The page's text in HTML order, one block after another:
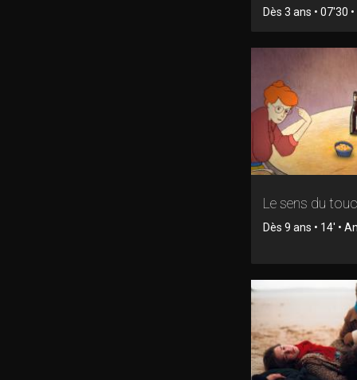
Dès 3 ans • 07'30
Le sens du
Dès 9 ans • 14' •